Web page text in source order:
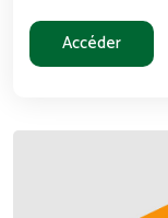
Accéder